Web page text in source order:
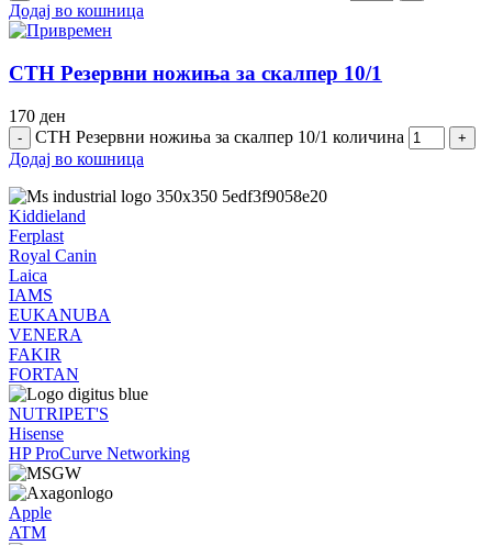
Додај во кошница
СТН Резервни ножиња за скалпер 10/1
170 ден
СТН Резервни ножиња за скалпер 10/1 количина
Додај во кошница
Kiddieland
Ferplast
Royal Canin
Laica
IAMS
EUKANUBA
VENERA
FAKIR
FORTAN
NUTRIPET'S
Hisense
HP ProCurve Networking
Apple
ATM